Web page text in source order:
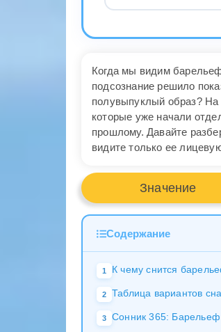
Когда мы видим
подсознание решило
полувыпуклый образ? На
которые уже начали
прошлому. Давайте
видите только ее
Значение
Содержание
1 К чему снится
2 Таблица вариантов сна
3 Сонник 365: Барельеф